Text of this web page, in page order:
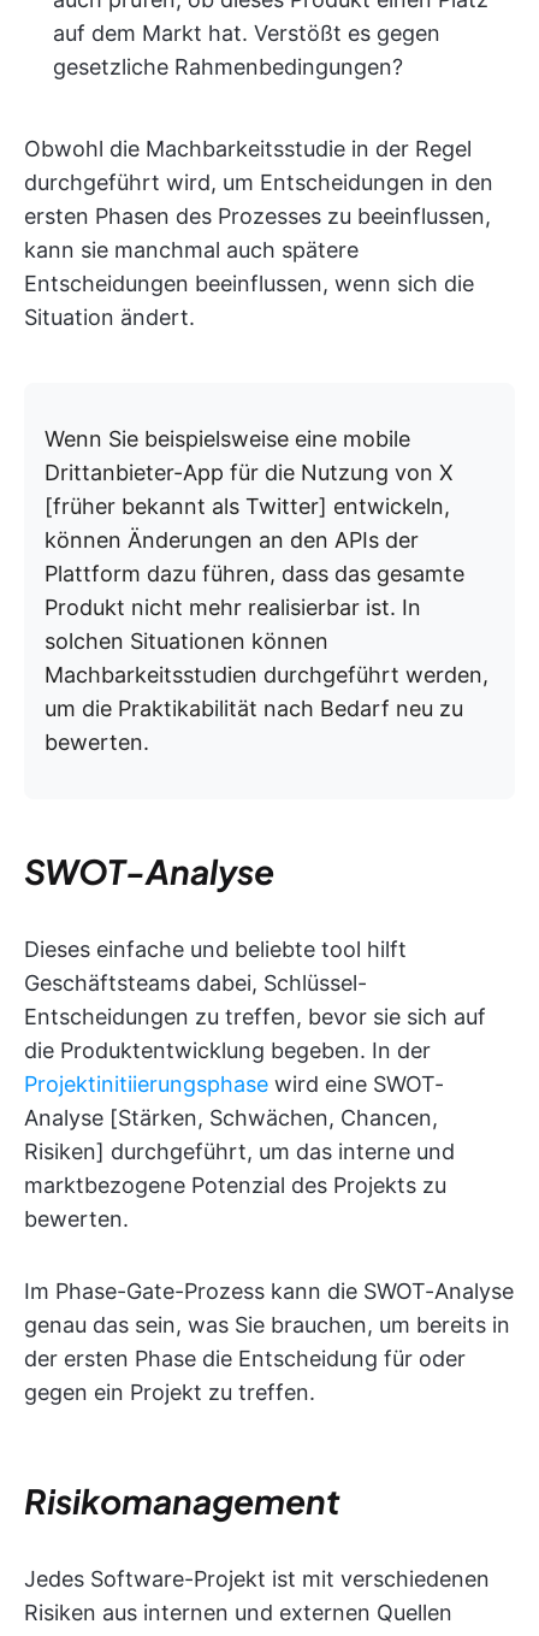
auf dem Markt hat. Verstößt es gegen
gesetzliche Rahmenbedingungen?
Obwohl die Machbarkeitsstudie in der Regel
durchgeführt wird, um Entscheidungen in den
ersten Phasen des Prozesses zu beeinflussen,
kann sie manchmal auch spätere
Entscheidungen beeinflussen, wenn sich die
Situation ändert.
Wenn Sie beispielsweise eine mobile
Drittanbieter-App für die Nutzung von X
[früher bekannt als Twitter] entwickeln,
können Änderungen an den APIs der
Plattform dazu führen, dass das gesamte
Produkt nicht mehr realisierbar ist. In
solchen Situationen können
Machbarkeitsstudien durchgeführt werden,
um die Praktikabilität nach Bedarf neu zu
bewerten.
SWOT-Analyse
Dieses einfache und beliebte tool hilft
Geschäftsteams dabei, Schlüssel-
Entscheidungen zu treffen, bevor sie sich auf
die Produktentwicklung begeben. In der
Projektinitiierungsphase wird eine SWOT-
Analyse [Stärken, Schwächen, Chancen,
Risiken] durchgeführt, um das interne und
marktbezogene Potenzial des Projekts zu
bewerten.
Im Phase-Gate-Prozess kann die SWOT-Analyse
genau das sein, was Sie brauchen, um bereits in
der ersten Phase die Entscheidung für oder
gegen ein Projekt zu treffen.
Risikomanagement
Jedes Software-Projekt ist mit verschiedenen
Risiken aus internen und externen Quellen